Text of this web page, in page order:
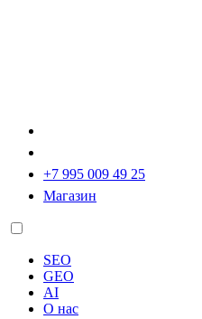
+7 995 009 49 25
Магазин
SEO
GEO
AI
О нас